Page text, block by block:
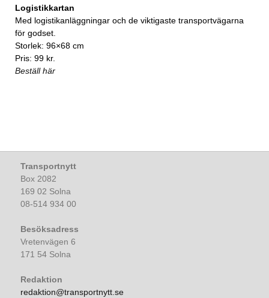
Logistikkartan
Med logistikanläggningar och de viktigaste transportvägarna
för godset.
Storlek: 96×68 cm
Pris: 99 kr.
Beställ här
Transportnytt
Box 2082
169 02 Solna
08-514 934 00
Besöksadress
Vretenvägen 6
171 54 Solna
Redaktion
redaktion@transportnytt.se